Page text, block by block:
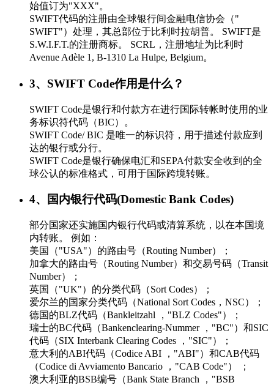
始值订为"XXX"。
SWIFT代码的注册由全球银行间金融电信协会（"
SWIFT"）处理，其总部位于比利时拉胡普。 SWIFT是
S.W.I.F.T.的注册商标。 SCRL，注册地址为比利时
Avenue Adèle 1, B-1310 La Hulpe, Belgium。
3、SWIFT Code作用是什么？
SWIFT Code是银行和付款方在进行国际转帐时使用的业
务标识符代码（BIC）。
SWIFT Code/ BIC 是唯一的标识符，用于描述付款应到
达的银行或分行。
SWIFT Code是银行确保电汇和SEPA付款安全收到的全
球公认的标准格式，可用于国际跨境转账。
4、国内银行代码(Domestic Bank Codes)
部分国家还实施国内银行代码或清算系统，以在本国境
内转账。 例如：
美国（"USA"）的路由号（Routing Number）；
加拿大的路由号（Routing Number）和交易号码（Transit
Number）；
英国（"UK"）的分类代码（Sort Codes）；
爱尔兰的国家分类代码（National Sort Codes，NSC）；
德国的BLZ代码（Bankleitzahl ，"BLZ Codes"）；
瑞士的BC代码（Bankenclearing-Nummer ，"BC"）和SIC
代码（SIX Interbank Clearing Codes ，"SIC"）；
意大利的ABI代码（Codice ABI ，"ABI"）和CAB代码
（Codice di Avviamento Bancario ，"CAB Code"） ；
澳大利亚的BSB编号（Bank State Branch ，"BSB